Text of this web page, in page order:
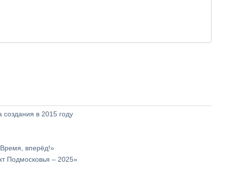
в 2015 году
вперёд!»
Подмосковья – 2025»